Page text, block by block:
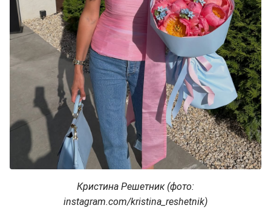
Кристина Решетник (фото:
instagram.com/kristina_reshetnik)